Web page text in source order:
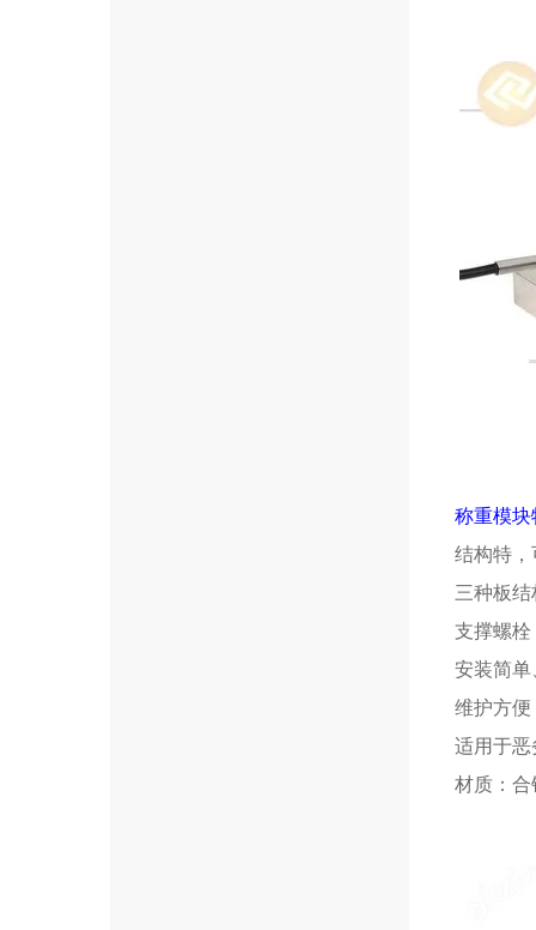
称重模块
结构特，
三种板
支撑螺栓
安装简单
维护方便
适用于恶
材质：合